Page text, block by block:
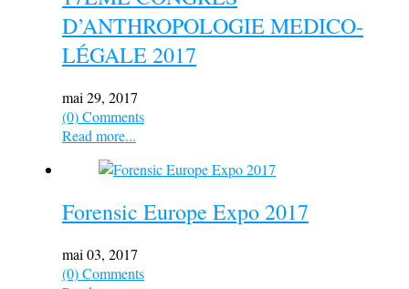
D’ANTHROPOLOGIE MEDICO-
LÉGALE 2017
mai 29, 2017
(0) Comments
Read more...
Forensic Europe Expo 2017
mai 03, 2017
(0) Comments